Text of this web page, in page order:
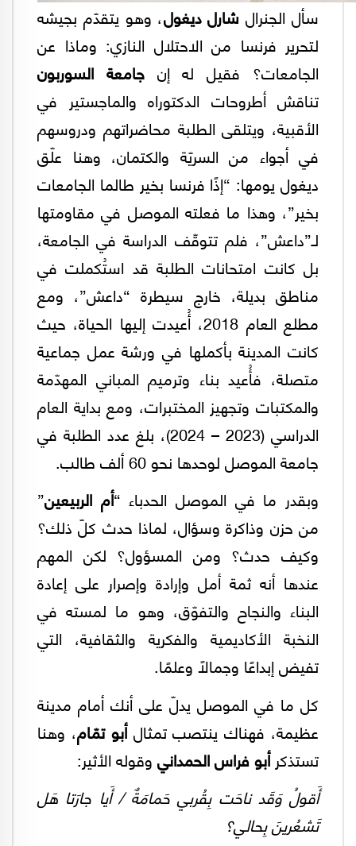
سأل الجنرال شارل ديغول، وهو يتقدّم بجيشه
لتحرير فرنسا من الاحتلال النازي: وماذا عن
الجامعات؟ فقيل له إنجامعة السوربون
تناقش أطروحات الدكتوراه والماجستير في
الأقبية، ويتلقى الطلبة محاضراتهم ودروسهم
في أجواء من السريّة والكتمان، وهنا علّق
ديغول يومها: “إذًا فرنسا بخير طالما الجامعات
بخير”، وهذا ما فعلته الموصل في مقاومتها
لـ”داعش”، فلم تتوقّف الدراسة في الجامعة،
بل كانت امتحانات الطلبة قد استُكملت في
مناطق بديلة، خارج سيطرة “داعش”، ومع
مطلع العام 2018، أُعيدت إليها الحياة، حيث
كانت المدينة بأكملها في ورشة عمل جماعية
متصلة، فأُعيد بناء وترميم المباني المهدّمة
والمكتبات وتجهيز المختبرات، ومع بداية العام
الدراسي (2023 – 2024)، بلغ عدد الطلبة في
جامعة الموصل لوحدها نحو 60 ألف طالب.
وبقدر ما في الموصل الحدباء “أم الربيعين”
من حزن وذاكرة وسؤال، لماذا حدث كلّ ذلك؟
وكيف حدث؟ ومن المسؤول؟ لكن المهم
عندها أنه ثمة أمل وإرادة وإصرار على إعادة
البناء والنجاح والتفوّق، وهو ما لمسته في
النخبة الأكاديمية والفكرية والثقافية، التي
تفيض إبداعًا وجمالًا وعلمًا.
كل ما في الموصل يدلّ على أنك أمام مدينة
عظيمة، فهناك ينتصب تمثالأبو تمّام، وهنا
تستذكرأبو فراس الحمدانيوقوله الأثير:
أَقولُ وَقَد ناحَت بِقُربي حَمامَةٌ / أَيا جارَتا هَل
تَشعُرينَ بِحالي؟